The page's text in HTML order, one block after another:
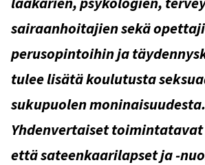
sairaanhoitajien sekä
perusopintoihin ja
tulee lisätä koulutusta
sukupuolen moninaisuudesta.
Yhdenvertaiset
että sateenkaarilapset ja -